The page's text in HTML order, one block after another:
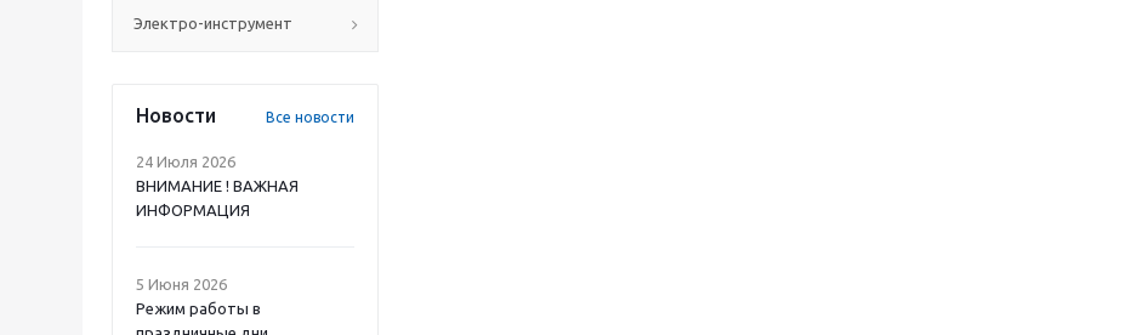
Электро-инструмент
Новости Все новости
24 Июля 2026
ВНИМАНИЕ ! ВАЖНАЯ
ИНФОРМАЦИЯ
5 Июня 2026
Режим работы в